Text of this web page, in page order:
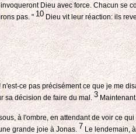
Dieu avec force. Chacun
pas. " 10Dieu vit leur réaction: ils
ce pas précisément ce que je me
sa décision de faire du mal. 3
à l'ombre, en attendant de voir ce
grande joie à Jonas. 7 Le lendemain,